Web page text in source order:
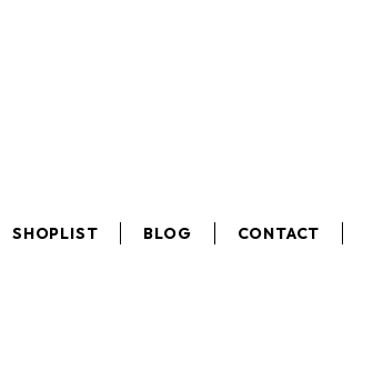
SHOPLIST BLOG
CONTACT